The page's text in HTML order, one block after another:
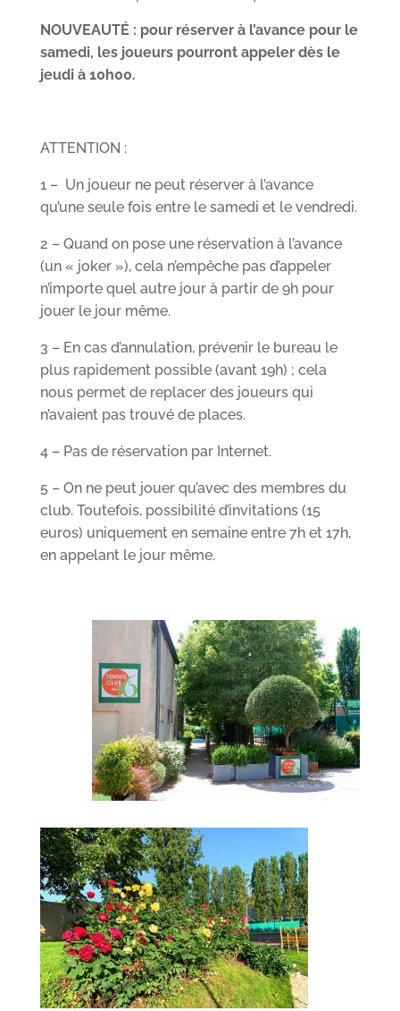
NOUVEAUTÉ : pour réserver à l’avance pour le
samedi, les joueurs pourront appeler dès le
jeudi à 10h00.
ATTENTION :
1 – Un joueur ne peut réserver à l’avance
qu’une seule fois entre le samedi et le vendredi.
2 – Quand on pose une réservation à l’avance
(un « joker »), cela n’empêche pas d’appeler
n’importe quel autre jour à partir de 9h pour
jouer le jour même.
3 – En cas d’annulation, prévenir le bureau le
plus rapidement possible (avant 19h) ; cela
nous permet de replacer des joueurs qui
n’avaient pas trouvé de places.
4 – Pas de réservation par Internet.
5 – On ne peut jouer qu’avec des membres du
club. Toutefois, possibilité d’invitations (15
euros) uniquement en semaine entre 7h et 17h,
en appelant le jour même.